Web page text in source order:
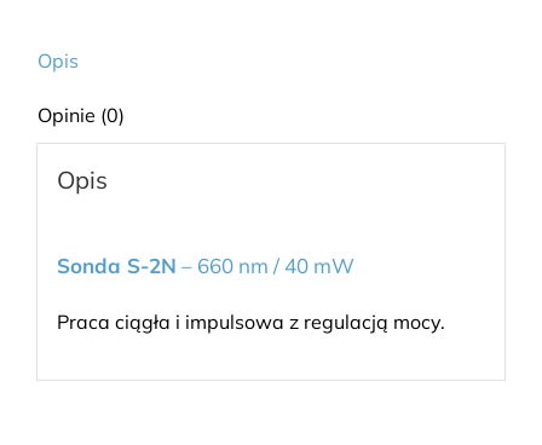
Opis
Opinie (0)
Opis
Sonda S-2N – 660 nm / 40 mW
Praca ciągła i impulsowa z regulacją mocy.